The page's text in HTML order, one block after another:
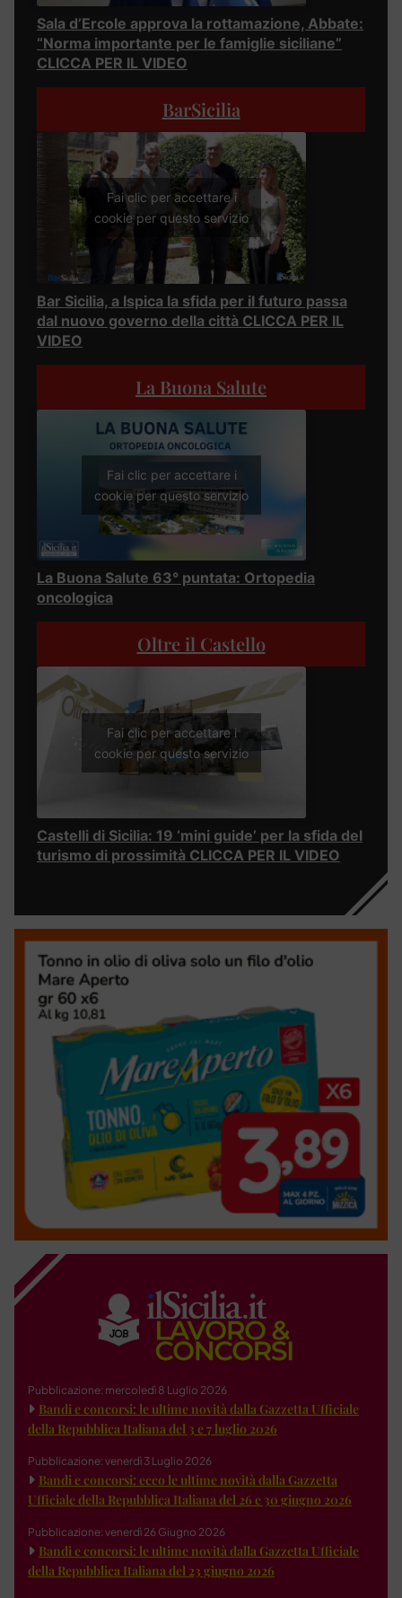
Sala d’Ercole approva la rottamazione, Abbate:
“Norma importante per le famiglie siciliane”
CLICCA PER IL VIDEO
BarSicilia
Fai clic per accettare i
cookie per questo servizio
Bar Sicilia, a Ispica la sfida per il futuro passa
dal nuovo governo della città CLICCA PER IL
VIDEO
La Buona Salute
Fai clic per accettare i
cookie per questo servizio
La Buona Salute 63° puntata: Ortopedia
oncologica
Oltre il Castello
Fai clic per accettare i
cookie per questo servizio
Castelli di Sicilia: 19 ‘mini guide’ per la sfida del
turismo di prossimità CLICCA PER IL VIDEO
Pubblicazione: mercoledì 8 Luglio 2026
Bandi e concorsi: le ultime novità dalla Gazzetta Ufficiale
della Repubblica Italiana del 3 e 7 luglio 2026
Pubblicazione: venerdì 3 Luglio 2026
Bandi e concorsi: ecco le ultime novità dalla Gazzetta
Ufficiale della Repubblica Italiana del 26 e 30 giugno 2026
Pubblicazione: venerdì 26 Giugno 2026
Bandi e concorsi: le ultime novità dalla Gazzetta Ufficiale
della Repubblica Italiana del 23 giugno 2026